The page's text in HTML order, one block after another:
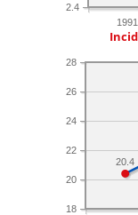
1991
2.4
18
20
22
24
26
28
20.4